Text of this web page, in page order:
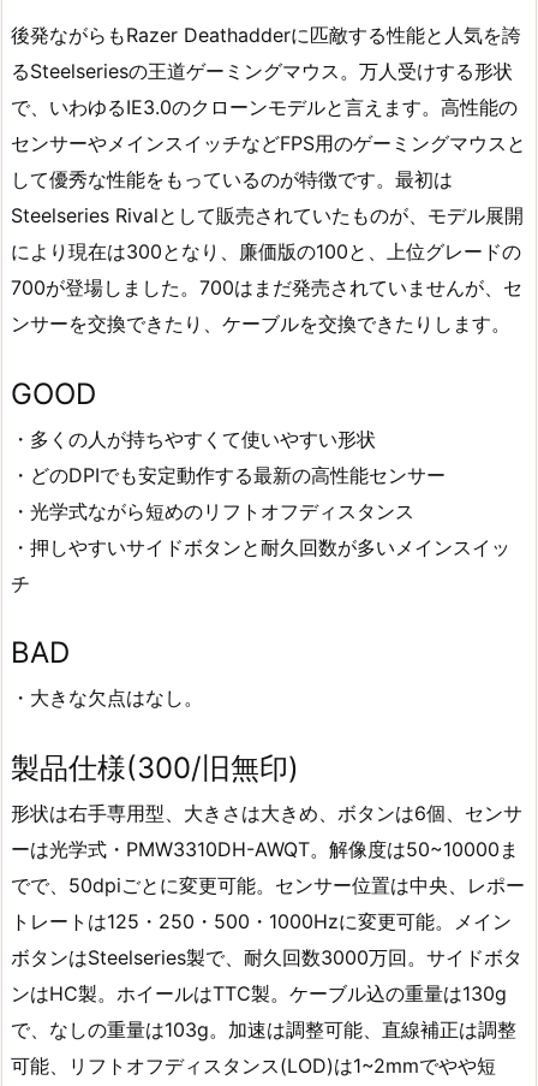
後発ながらもRazer Deathadderに匹敵する性能と人気を誇
るSteelseriesの王道ゲーミングマウス。万人受けする形状
で、いわゆるIE3.0のクローンモデルと言えます。高性能の
センサーやメインスイッチなどFPS用のゲーミングマウスと
して優秀な性能をもっているのが特徴です。最初は
Steelseries Rivalとして販売されていたものが、モデル展開
により現在は300となり、廉価版の100と、上位グレードの
700が登場しました。700はまだ発売されていませんが、セ
ンサーを交換できたり、ケーブルを交換できたりします。
GOOD
・多くの人が持ちやすくて使いやすい形状
・どのDPIでも安定動作する最新の高性能センサー
・光学式ながら短めのリフトオフディスタンス
・押しやすいサイドボタンと耐久回数が多いメインスイッ
チ
BAD
・大きな欠点はなし。
製品仕様(300/旧無印)
形状は右手専用型、大きさは大きめ、ボタンは6個、センサ
ーは光学式・PMW3310DH-AWQT。解像度は50~10000ま
でで、50dpiごとに変更可能。センサー位置は中央、レポー
トレートは125・250・500・1000Hzに変更可能。メイン
ボタンはSteelseries製で、耐久回数3000万回。サイドボタ
ンはHC製。ホイールはTTC製。ケーブル込の重量は130g
で、なしの重量は103g。加速は調整可能、直線補正は調整
可能、リフトオフディスタンス(LOD)は1~2mmでやや短